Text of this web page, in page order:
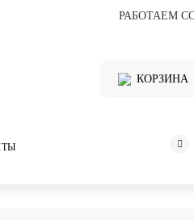
РАБОТАЕМ
КОРЗИНА